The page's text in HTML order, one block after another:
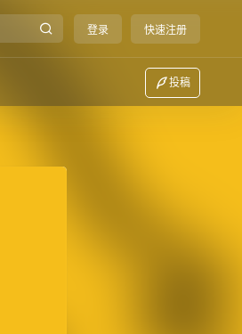
登录 快速注册
投稿